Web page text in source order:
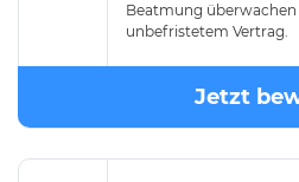
Beatmung
unbefristetem Vertrag.
Jetzt